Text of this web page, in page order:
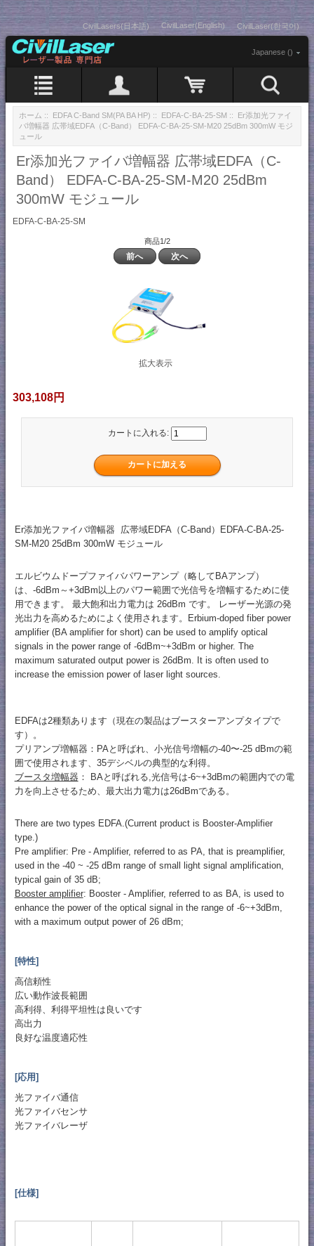
CivilLasers(日本語) CivilLaser(English) CivilLaser(한국어)
Japanese ()
ホーム :: EDFA C-Band SM(PA BA HP) :: EDFA-C-BA-25-SM :: Er添加光ファイ
バ増幅器 広帯域EDFA（C-Band） EDFA-C-BA-25-SM-M20 25dBm 300mW モジ
ュール
Er添加光ファイバ増幅器 広帯域EDFA（C-
Band） EDFA-C-BA-25-SM-M20 25dBm
300mW モジュール
EDFA-C-BA-25-SM
商品1/2
前へ 次へ
拡大表示
303,108円
カートに入れる:
Er添加光ファイバ増幅器 広帯域EDFA（C-Band）EDFA-C-BA-25-
SM-M20 25dBm 300mW モジュール
エルビウムドープファイバパワーアンプ（略してBAアンプ）
は、-6dBm～+3dBm以上のパワー範囲で光信号を増幅するために使
用できます。 最大飽和出力電力は 26dBm です。 レーザー光源の発
光出力を高めるためによく使用されます。Erbium-doped fiber power
amplifier (BA amplifier for short) can be used to amplify optical
signals in the power range of -6dBm~+3dBm or higher. The
maximum saturated output power is 26dBm. It is often used to
increase the emission power of laser light sources.
EDFAは2種類あります（現在の製品はブースターアンプタイプで
す）。
プリアンプ増幅器：PAと呼ばれ、小光信号増幅の-40〜-25 dBmの範
囲で使用されます、35デシベルの典型的な利得。
ブースタ増幅器 ： BAと呼ばれる,光信号は-6~+3dBmの範囲内での電
力を向上させるため、最大出力電力は26dBmである。
There are two types EDFA.(Current product is Booster-Amplifier
type.)
Pre amplifier: Pre - Amplifier, referred to as PA, that is preamplifier,
used in the -40 ~ -25 dBm range of small light signal amplification,
typical gain of 35 dB;
Booster amplifier: Booster - Amplifier, referred to as BA, is used to
enhance the power of the optical signal in the range of -6~+3dBm,
with a maximum output power of 26 dBm;
[特性]
高信頼性
広い動作波長範囲
高利得、利得平坦性は良いです
高出力
良好な温度適応性
[応用]
光ファイバ通信
光ファイバセンサ
光ファイバレーザ
[仕様]